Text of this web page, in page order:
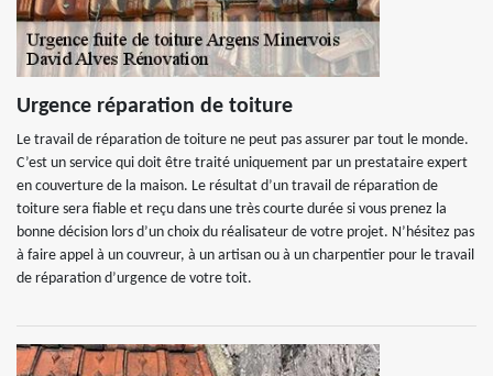
Urgence réparation de toiture
Le travail de réparation de toiture ne peut pas assurer par tout le monde.
C’est un service qui doit être traité uniquement par un prestataire expert
en couverture de la maison. Le résultat d’un travail de réparation de
toiture sera fiable et reçu dans une très courte durée si vous prenez la
bonne décision lors d’un choix du réalisateur de votre projet. N’hésitez pas
à faire appel à un couvreur, à un artisan ou à un charpentier pour le travail
de réparation d’urgence de votre toit.